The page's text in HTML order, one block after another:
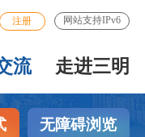
注册 网站支持IPv6
流 走进三明
无障碍浏览